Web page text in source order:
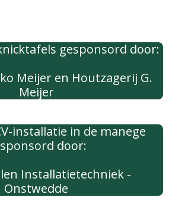
gesponsord door:
Meijer en Houtzagerij G.
Meijer
installatie in de manege
door:
Installatietechniek -
Onstwedde